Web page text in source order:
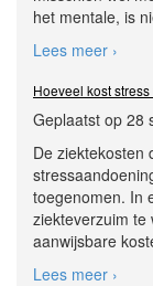
het mentale, is
Lees meer ›
Hoeveel kost
Geplaatst op 28
De ziektekosten
toegenomen. In
ziekteverzuim te
aanwijsbare
Lees meer ›